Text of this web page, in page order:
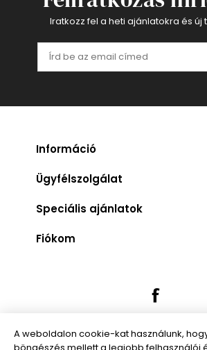
Iratkozz fel a heti ajánlatokra és új
Információ
Ügyfélszolgálat
Speciális ajánlatok
Fiókom
A weboldalon cookie-kat használunk,